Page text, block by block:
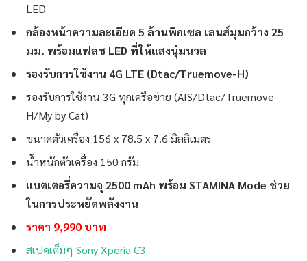
LED
กล้องหน้าความละเอียด 5 ล้านพิกเซล เลนส์มุมกว้าง 25
มม. พร้อมแฟลช LED ที่ให้แสงนุ่มนวล
รองรับการใช้งาน 4G LTE (Dtac/Truemove-H)
รองรับการใช้งาน 3G ทุกเครือข่าย (AIS/Dtac/Truemove-
H/My by Cat)
ขนาดตัวเครื่อง 156 x 78.5 x 7.6 มิลลิเมตร
น้ำหนักตัวเครื่อง 150 กรัม
แบตเตอรี่ความจุ 2500 mAh พร้อม STAMINA Mode ช่วย
ในการประหยัดพลังงาน
ราคา 9,990 บาท
สเปคเต็มๆ Sony Xperia C3